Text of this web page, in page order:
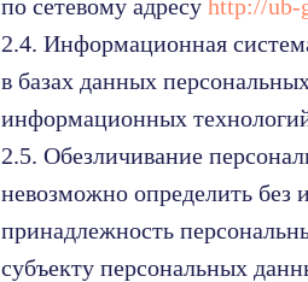
по сетевому адресу http://ub-
2.4. Информационная
в базах данных
информационных
2.5. Обезличивание
невозможно определить без
принадлежность
субъекту персональных